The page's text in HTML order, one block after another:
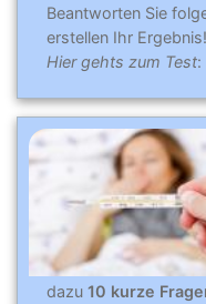
Beantworten Sie
erstellen Ihr Ergebnis!
Hier gehts zum Test:
dazu 10 kurze